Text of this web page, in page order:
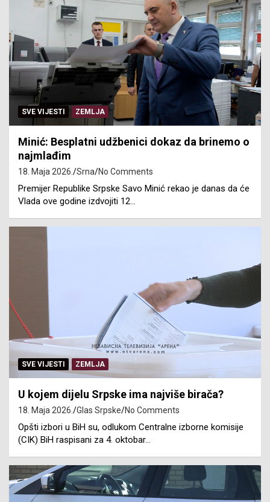
SVE VIJESTI ZEMLJA
Minić: Besplatni udžbenici dokaz da brinemo o
najmlađim
18. Maja 2026. Srna No Comments
Premijer Republike Srpske Savo Minić rekao je danas da će
Vlada ove godine izdvojiti 12…
SVE VIJESTI ZEMLJA
U kojem dijelu Srpske ima najviše birača?
18. Maja 2026. Glas Srpske No Comments
Opšti izbori u BiH su, odlukom Centralne izborne komisije
(CIK) BiH raspisani za 4. oktobar…